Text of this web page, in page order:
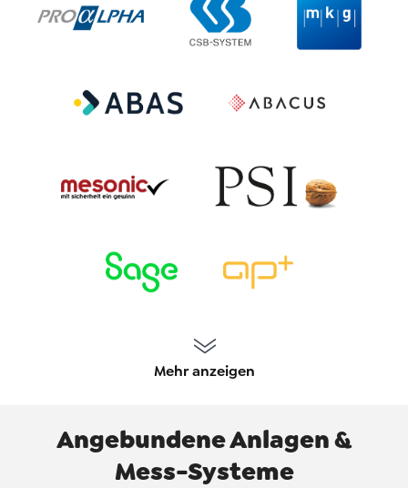
Mehr anzeigen
Angebundene Anlagen &
Mess-Systeme